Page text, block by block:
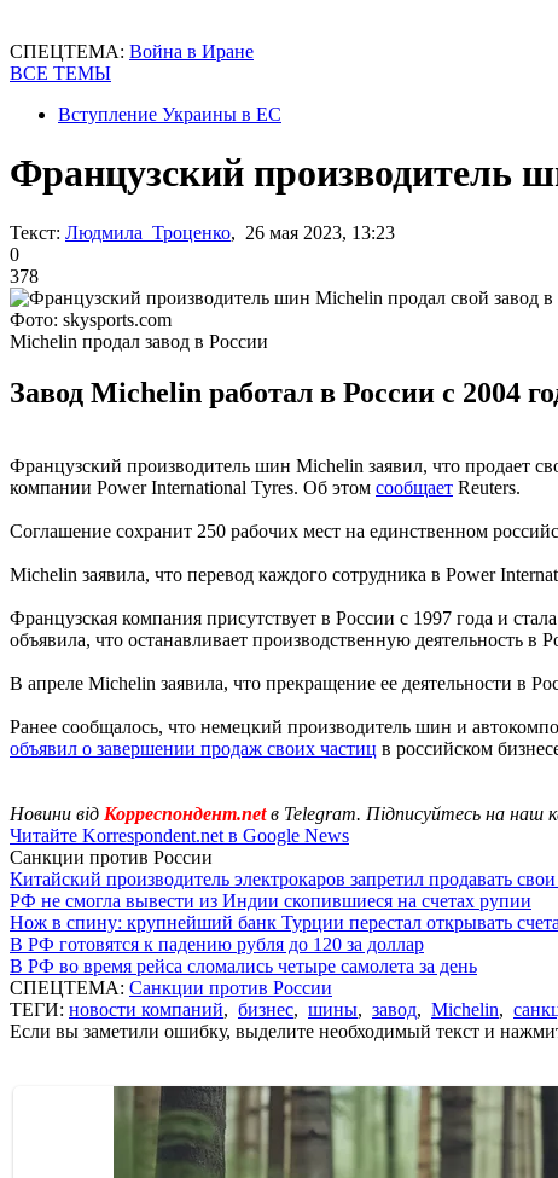
СПЕЦТЕМА: Война в Иране
ВСЕ ТЕМЫ
Вступление Украины в ЕС
Французский производитель
Текст: Людмила Троценко, 26 мая 2023, 13:23
0
378
Фото: skysports.com
Michelin продал завод в России
Завод Michelin работал в России с 2004
Французский производитель шин Michelin заявил, что
компании Power International Tyres. Об этом сообщает Reuters.
Соглашение сохранит 250 рабочих мест на единственном
Michelin заявила, что перевод каждого сотрудника в Power
Французская компания присутствует в России с 1997 года и
объявила, что останавливает производственную деятельность
В апреле Michelin заявила, что прекращение ее деятельности в
Ранее сообщалось, что немецкий производитель шин и
объявил о завершении продаж своих частиц в российском
Новини від Корреспондент.netв Telegram. Підписуйтесь на наш
Читайте Korrespondent.net в Google News
Санкции против России
Китайский производитель электрокаров запретил продавать
РФ не смогла вывести из Индии скопившиеся на счетах рупии
Нож в спину: крупнейший банк Турции перестал открывать
В РФ готовятся к падению рубля до 120 за доллар
В РФ во время рейса сломались четыре самолета за день
СПЕЦТЕМА: Санкции против России
ТЕГИ: новости компаний, бизнес, шины, завод, Michelin,
Если вы заметили ошибку, выделите необходимый текст и